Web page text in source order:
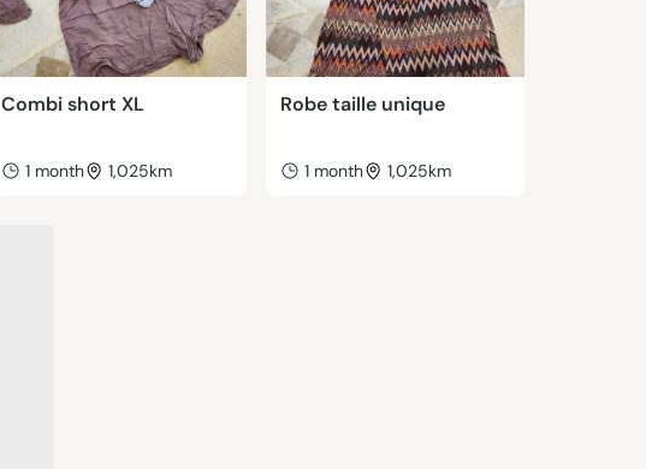
Combi short XL
1 month 1,025km
Robe taille unique
1 month 1,025km